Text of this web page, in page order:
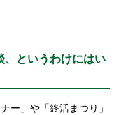
、というわけにはい
ー」や「終活まつり」